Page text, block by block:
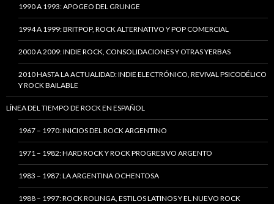
1990 A 1993: APOGEO DEL GRUNGE
1994 A 1999: BRITPOP, ROCK ALTERNATIVO Y POP COMERCIAL
2000 A 2009: INDIE ROCK, CONSOLIDACIONES Y OTRAS YERBAS
2010 HASTA LA ACTUALIDAD: INDIE ELECTRÓNICO, REVIVAL PSICODÉLICO
Y ROCK BAILABLE
LÍNEA DEL TIEMPO DE ROCK EN ESPAÑOL
1967 – 1970: INICIOS DEL ROCK ARGENTINO
1971 – 1982: HARD ROCK Y ROCK PROGRESIVO ARGENTO
1983 – 1987: LA ARGENTINA OCHENTOSA
1988 – 1997: ROCK ROLINGA, ESTILOS LATINOS Y EL NUEVO ROCK